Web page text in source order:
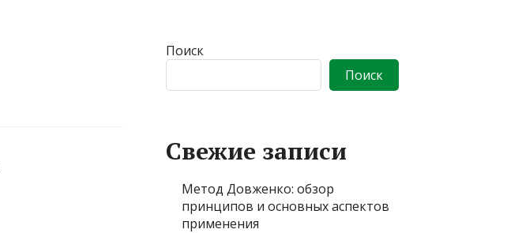
Поиск
Поиск
Свежие записи
Метод Довженко: обзор
принципов и основных аспектов
применения